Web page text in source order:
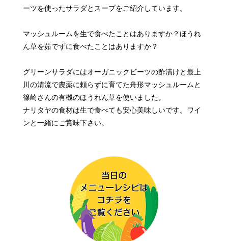
ーツを使ったサラダとスープをご紹介しています。
マッシュルームを生で食べたことはありますか？ほうれ
ん草を茹でずに食べたことはありますか？
グリーンサラダにはオーガニックビーツの酢漬けと最上
川の清流で農薬に頼らずに育てた舟形マッシュルームと
篠崎さんの有機のほうれん草を使いました。
ナリタヤの食材は生で食べても安心美味しいです。 ワイ
ンと一緒にご賞味下さい。